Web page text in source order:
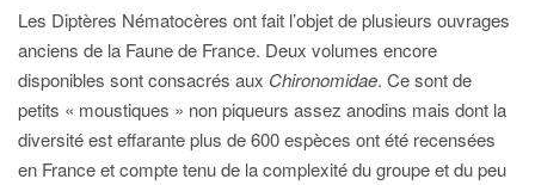
Les Diptères Nématocères ont fait l’objet de plusieurs ouvrages
anciens de la Faune de France. Deux volumes encore
disponibles sont consacrés aux Chironomidae. Ce sont de
petits « moustiques » non piqueurs assez anodins mais dont la
diversité est effarante plus de 600 espèces ont été recensées
en France et compte tenu de la complexité du groupe et du peu